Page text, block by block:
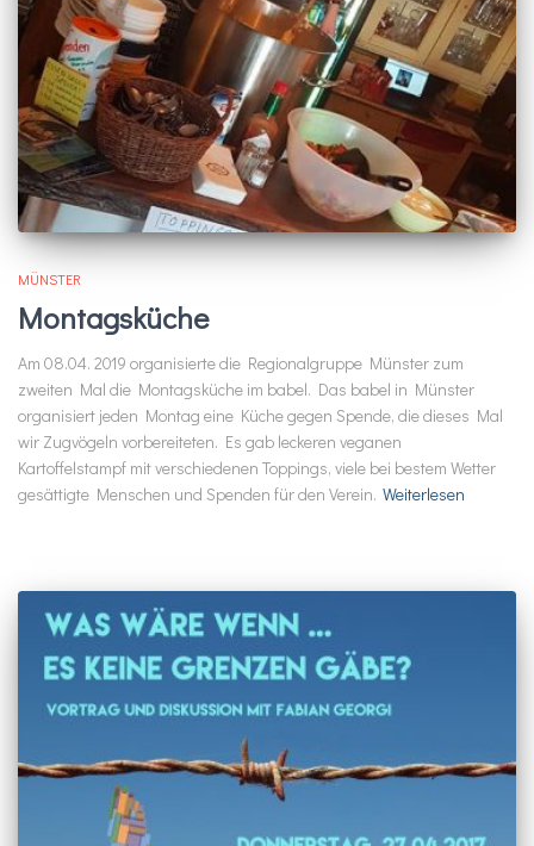
MÜNSTER
Montagsküche
Am 08.04. 2019 organisierte die Regionalgruppe Münster zum
zweiten Mal die Montagsküche im babel. Das babel in Münster
organisiert jeden Montag eine Küche gegen Spende, die dieses Mal
wir Zugvögeln vorbereiteten. Es gab leckeren veganen
Kartoffelstampf mit verschiedenen Toppings, viele bei bestem Wetter
gesättigte Menschen und Spenden für den Verein. Weiterlesen